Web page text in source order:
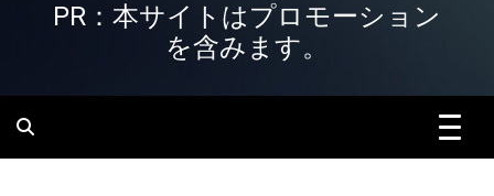
PR：本サイトはプロモーション
を含みます。